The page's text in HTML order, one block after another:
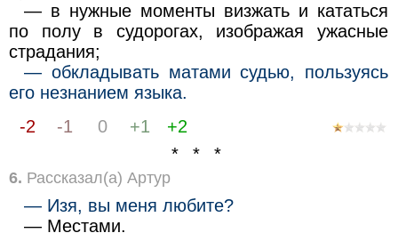
— в нужные моменты визжать и кататься
по полу в судорогах, изображая ужасные
страдания;
— обкладывать матами судью, пользуясь
его незнанием языка.
-2
-1 0 +1
+2
* * *
6. Рассказал(а) Артур
— Изя, вы меня любите?
— Местами.